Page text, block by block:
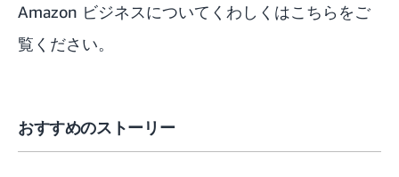
Amazon ビジネスについてくわしくはこちら をご
覧ください。
おすすめのストーリー